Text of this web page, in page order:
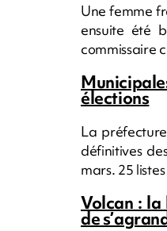
Une femme
ensuite été
commissaire
élections
La
définitives
mars. 25
Volcan :
de